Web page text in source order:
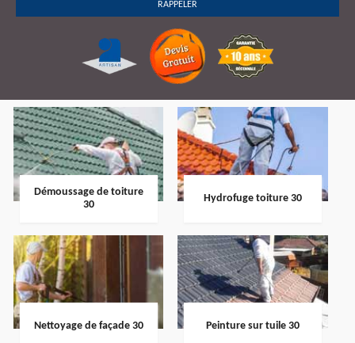
Démoussage de toiture
30
Hydrofuge toiture 30
Nettoyage de façade 30 Peinture sur tuile 30